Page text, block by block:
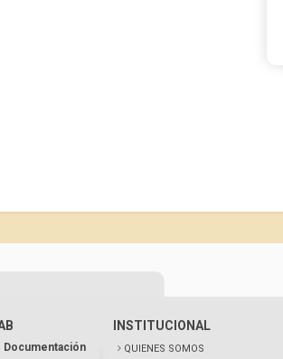
INSTITUCIONAL
QUIENES SOMOS